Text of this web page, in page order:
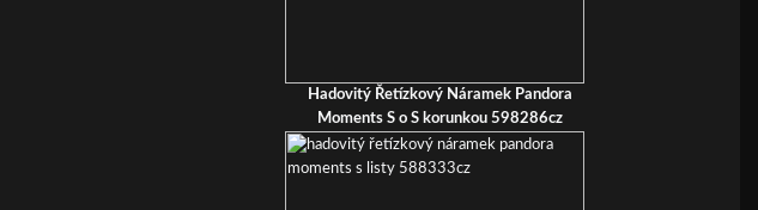
Hadovitý Řetízkový Náramek Pandora
Moments S o S korunkou 598286cz